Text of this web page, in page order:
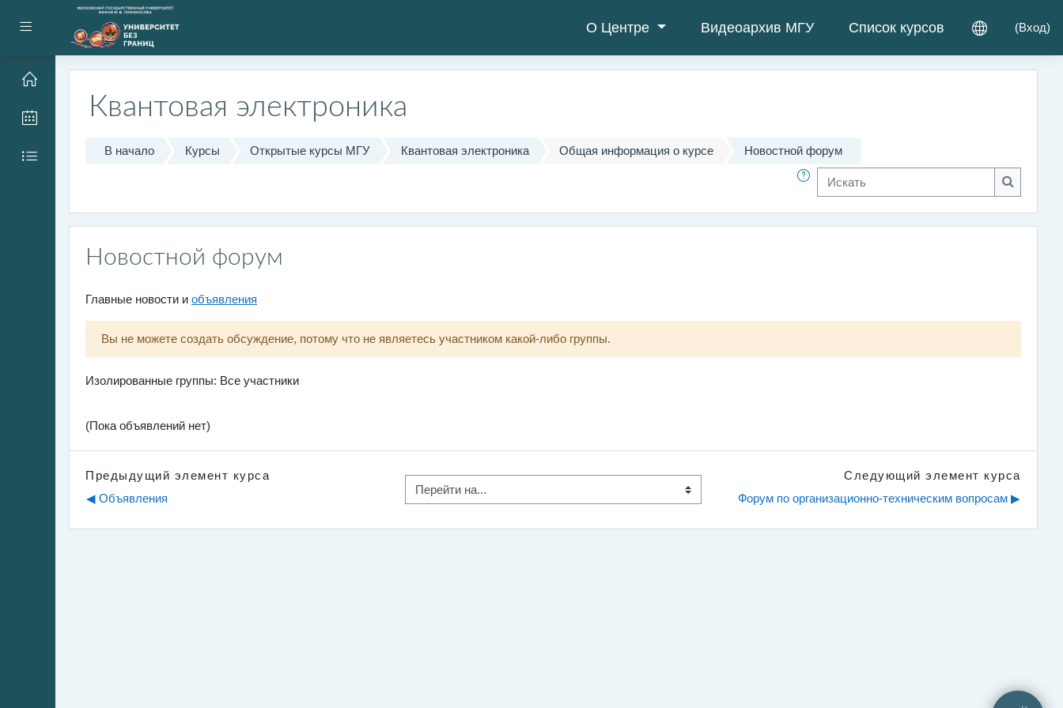
Боковая панель О Центре Видеоархив МГУ Список курсов (Вход)
Перейти к основному содержанию
Квантовая электроника
В начало Курсы Открытые курсы МГУ Квантовая электроника Общая информация о курсе Новостной форум
Искать
Искать
Новостной форум
Главные новости и объявления
Вы не можете создать обсуждение, потому что не являетесь участником какой-либо группы.
Изолированные группы: Все участники
(Пока объявлений нет)
Предыдущий элемент курса
◀︎ Объявления
Перейти на...
Следующий элемент курса
Форум по организационно-техническим вопросам ▶︎